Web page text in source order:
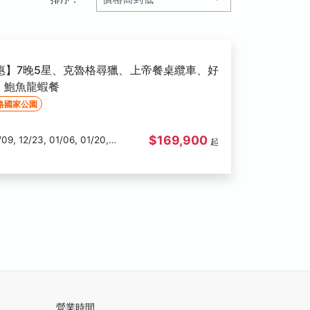
】7晚5星、克魯格尋獵、上帝餐桌纜車、好
鮑魚龍蝦餐
國家公園
$169,900 起
營業時間